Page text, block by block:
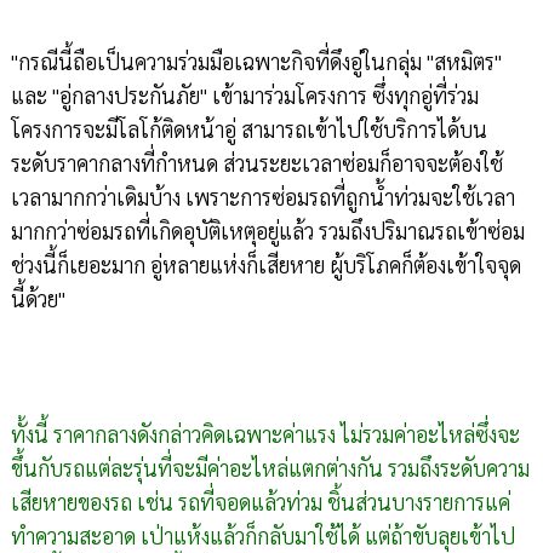
"กรณีนี้ถือเป็นความร่วมมือเฉพาะกิจที่ดึงอู่ในกลุ่ม "สหมิตร"
และ "อู่กลางประกันภัย" เข้ามาร่วมโครงการ ซึ่งทุกอู่ที่ร่วม
โครงการจะมีโลโก้ติดหน้าอู่ สามารถเข้าไปใช้บริการได้บน
ระดับราคากลางที่กำหนด ส่วนระยะเวลาซ่อมก็อาจจะต้องใช้
เวลามากกว่าเดิมบ้าง เพราะการซ่อมรถที่ถูกน้ำท่วมจะใช้เวลา
มากกว่าซ่อมรถที่เกิดอุบัติเหตุอยู่แล้ว รวมถึงปริมาณรถเข้าซ่อม
ช่วงนี้ก็เยอะมาก อู่หลายแห่งก็เสียหาย ผู้บริโภคก็ต้องเข้าใจจุด
นี้ด้วย"
ทั้งนี้ ราคากลางดังกล่าวคิดเฉพาะค่าแรง ไม่รวมค่าอะไหล่ซึ่งจะ
ขึ้นกับรถแต่ละรุ่นที่จะมีค่าอะไหล่แตกต่างกัน รวมถึงระดับความ
เสียหายของรถ เช่น รถที่จอดแล้วท่วม ชิ้นส่วนบางรายการแค่
ทำความสะอาด เป่าแห้งแล้วก็กลับมาใช้ได้ แต่ถ้าขับลุยเข้าไป